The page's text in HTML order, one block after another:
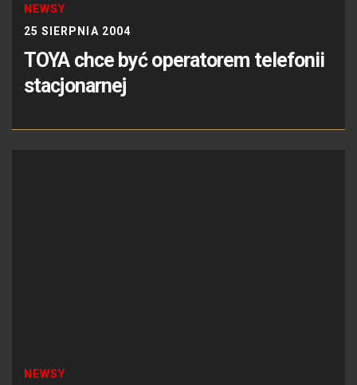
NEWSY
25 SIERPNIA 2004
TOYA chce być operatorem telefonii
stacjonarnej
NEWSY